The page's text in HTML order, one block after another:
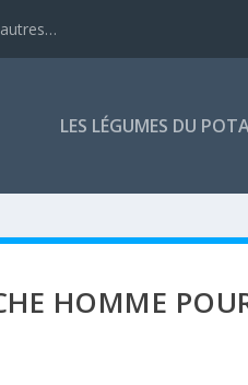
LES LÉGUMES DU
HOMME